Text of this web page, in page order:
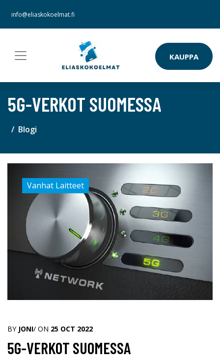
info@eliaskokoelmat.fi
KAUPPA
5G-VERKOT SUOMESSA
Blogi
Vanhat Laitteet
BY JONI/ ON 25 OCT 2022
5G-VERKOT SUOMESSA